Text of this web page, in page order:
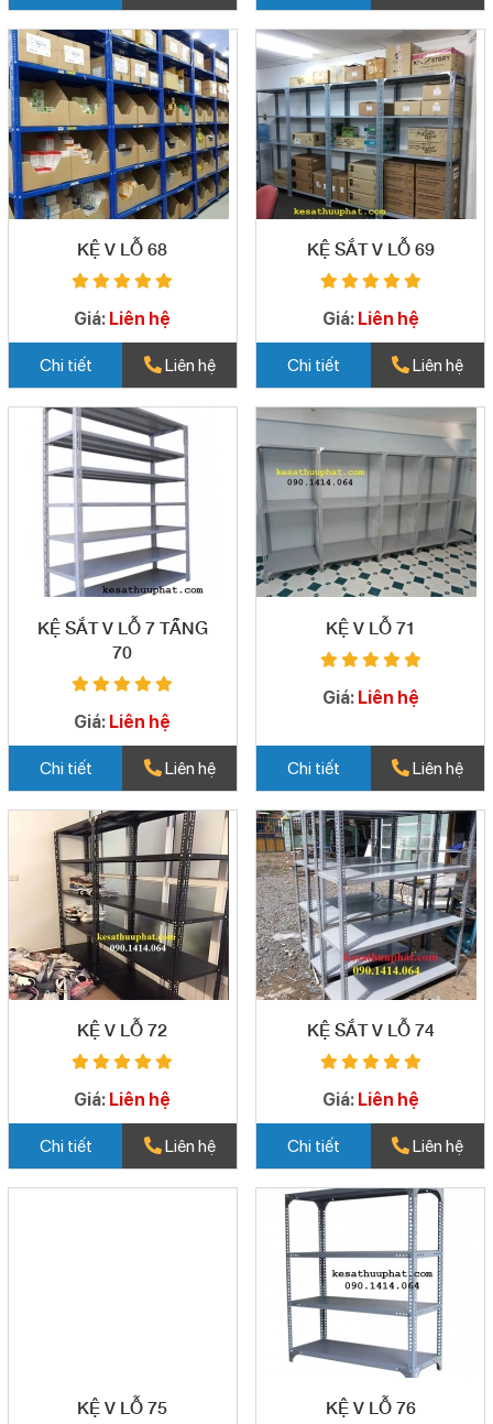
KỆ V LỖ 68
Giá: Liên hệ
Chi tiết Liên hệ
KỆ SẮT V LỖ 69
Giá: Liên hệ
Chi tiết Liên hệ
KỆ SẮT V LỖ 7 TẦNG
70
Giá: Liên hệ
Chi tiết Liên hệ
KỆ V LỖ 71
Giá: Liên hệ
Chi tiết Liên hệ
KỆ V LỖ 72
Giá: Liên hệ
Chi tiết Liên hệ
KỆ SẮT V LỖ 74
Giá: Liên hệ
Chi tiết Liên hệ
KỆ V LỖ 75 KỆ V LỖ 76